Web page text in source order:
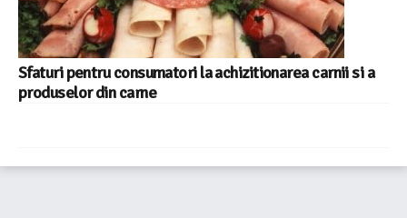
Sfaturi pentru consumatori la achizitionarea carnii si a
produselor din carne